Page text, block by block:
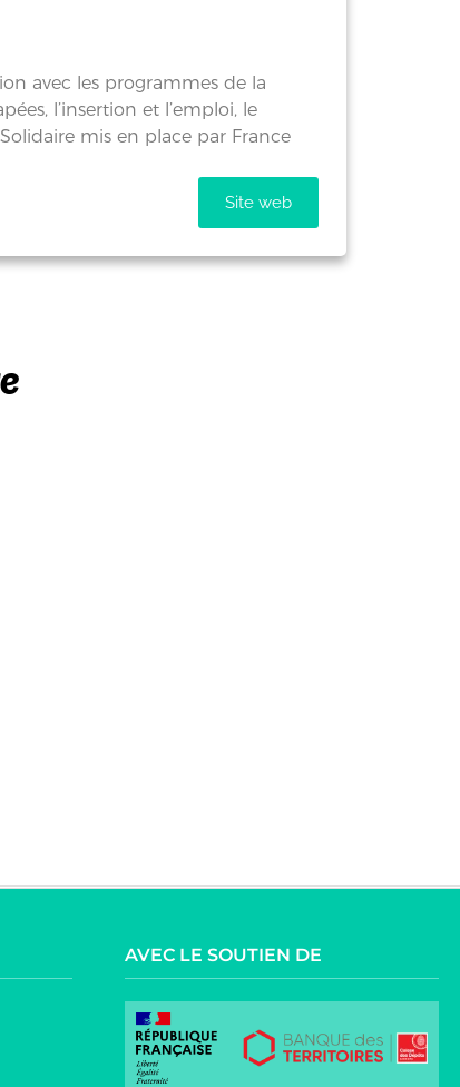
avec les programmes de la
l’insertion et l’emploi, le
mis en place par France
Site web
AVEC LE SOUTIEN DE